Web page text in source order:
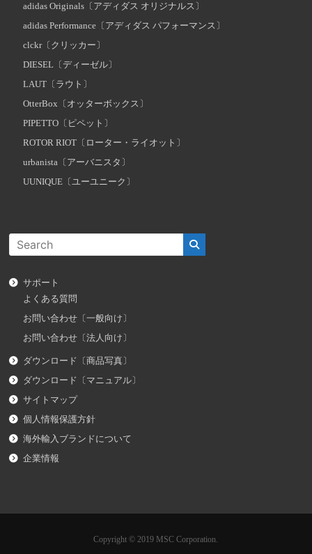
adidas Originals〔アディダス オリジナルス〕
adidas Performance〔アディダス パフォーマンス〕
clckr〔クリッカー〕
DIESEL〔ディーゼル〕
LAUT〔ラウト〕
OtterBox〔オッターボックス〕
PIPETTO〔ピペット〕
ROTOR RIOT〔ローター・ライオット〕
urbanista〔アーバニスタ〕
UUNIQUE〔ユーユニーク〕
サポート
よくある質問
お問い合わせ〔一般向け〕
お問い合わせ〔法人向け〕
ダウンロード〔商品写真〕
ダウンロード〔マニュアル〕
サイトマップ
個人情報保護方針
海外輸入ブランドについて
企業情報
Copyright © 2019 MSC Corporation.